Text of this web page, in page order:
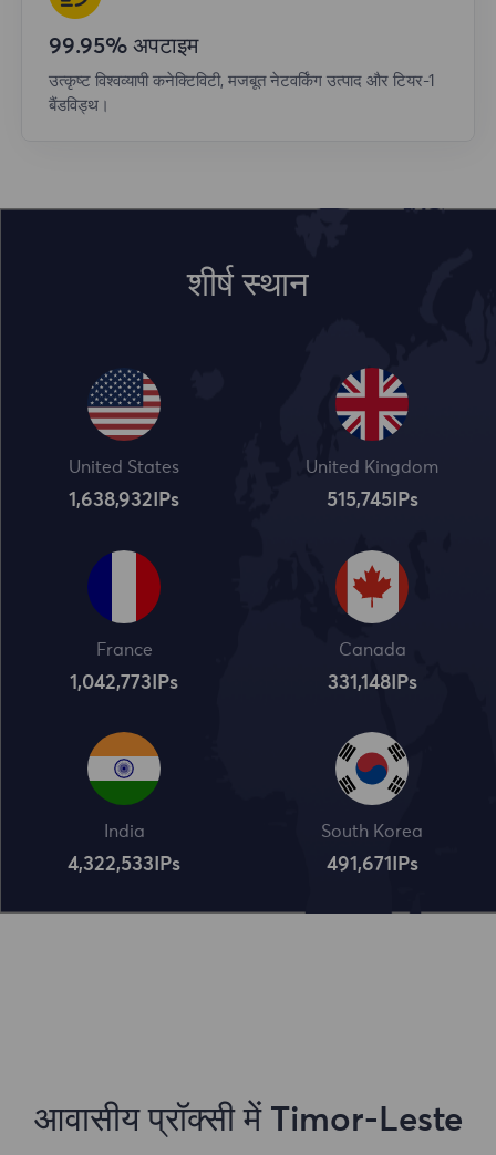
99.95% अपटाइम
उत्कृष्ट विश्वव्यापी कनेक्टिविटी, मजबूत नेटवर्किंग उत्पाद और टियर-1
बैंडविड्थ।
शीर्ष स्थान
United States
1,638,932 IPs
United Kingdom
515,745IPs
France
1,042,773 IPs
Canada
331,148IPs
India
4,322,534 IPs
South Korea
491,672 IPs
आवासीय प्रॉक्सी में Timor-Leste